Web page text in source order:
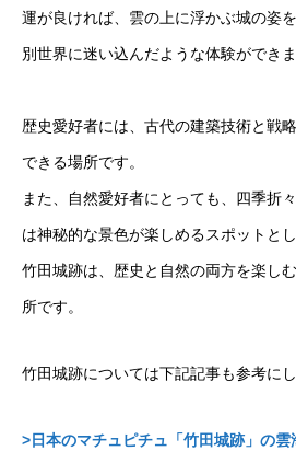
運が良ければ、雲の上に浮かぶ城の姿
別世界に迷い込んだような体験ができま
歴史愛好者には、古代の建築技術と戦
できる場所です。
また、自然愛好者にとっても、四季折
は神秘的な景色が楽しめるスポットとし
竹田城跡は、歴史と自然の両方を楽し
所です。
竹田城跡については下記記事も参考にし
>日本のマチュピチュ「竹田城跡」の